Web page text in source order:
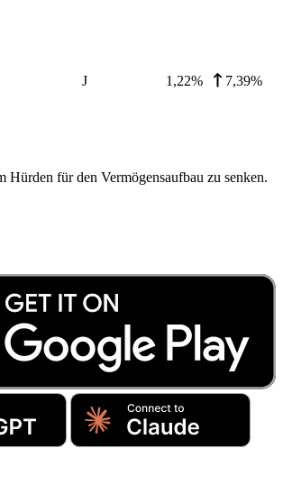
J 1,22% 7,39%
Hürden für den Vermögensaufbau zu senken.